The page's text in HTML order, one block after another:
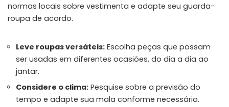
normas locais sobre vestimenta e adapte seu guarda-
roupa de acordo.
Leve roupas versáteis: Escolha peças que possam
ser usadas em diferentes ocasiões, do dia a dia ao
jantar.
Considere o clima: Pesquise sobre a previsão do
tempo e adapte sua mala conforme necessário.